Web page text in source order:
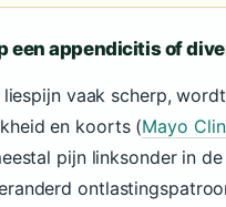
een appendicitis of
vaak scherp,
en koorts (Mayo
pijn linksonder in